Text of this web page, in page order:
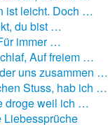
ist leicht. Doch …
du bist …
immer …
Auf freiem …
uns zusammen …
Stuss, hab ich …
droge weil ich …
Liebessprüche